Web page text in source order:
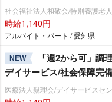
社会福祉法人和敬会/特別養護老
時給1,140円
アルバイト・パート / 愛知県
NEW
「週2から可」調
デイサービス/社会保障完
医療法人親理会/デイサービスセ